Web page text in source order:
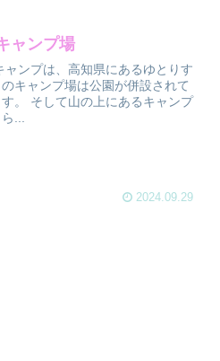
ャンプ場
ンプは、高知県にあるゆとりす
キャンプ場は公園が併設されて
。 そして山の上にあるキャンプ
...
2024.09.29